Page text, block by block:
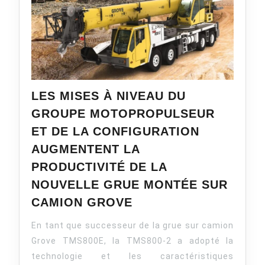
LES MISES À NIVEAU DU
GROUPE MOTOPROPULSEUR
ET DE LA CONFIGURATION
AUGMENTENT LA
PRODUCTIVITÉ DE LA
NOUVELLE GRUE MONTÉE SUR
CAMION GROVE
À
NIVEAU
DU
En tant que successeur de la grue sur camion
Grove TMS800E, la TMS800-2 a adopté la
technologie et les caractéristiques